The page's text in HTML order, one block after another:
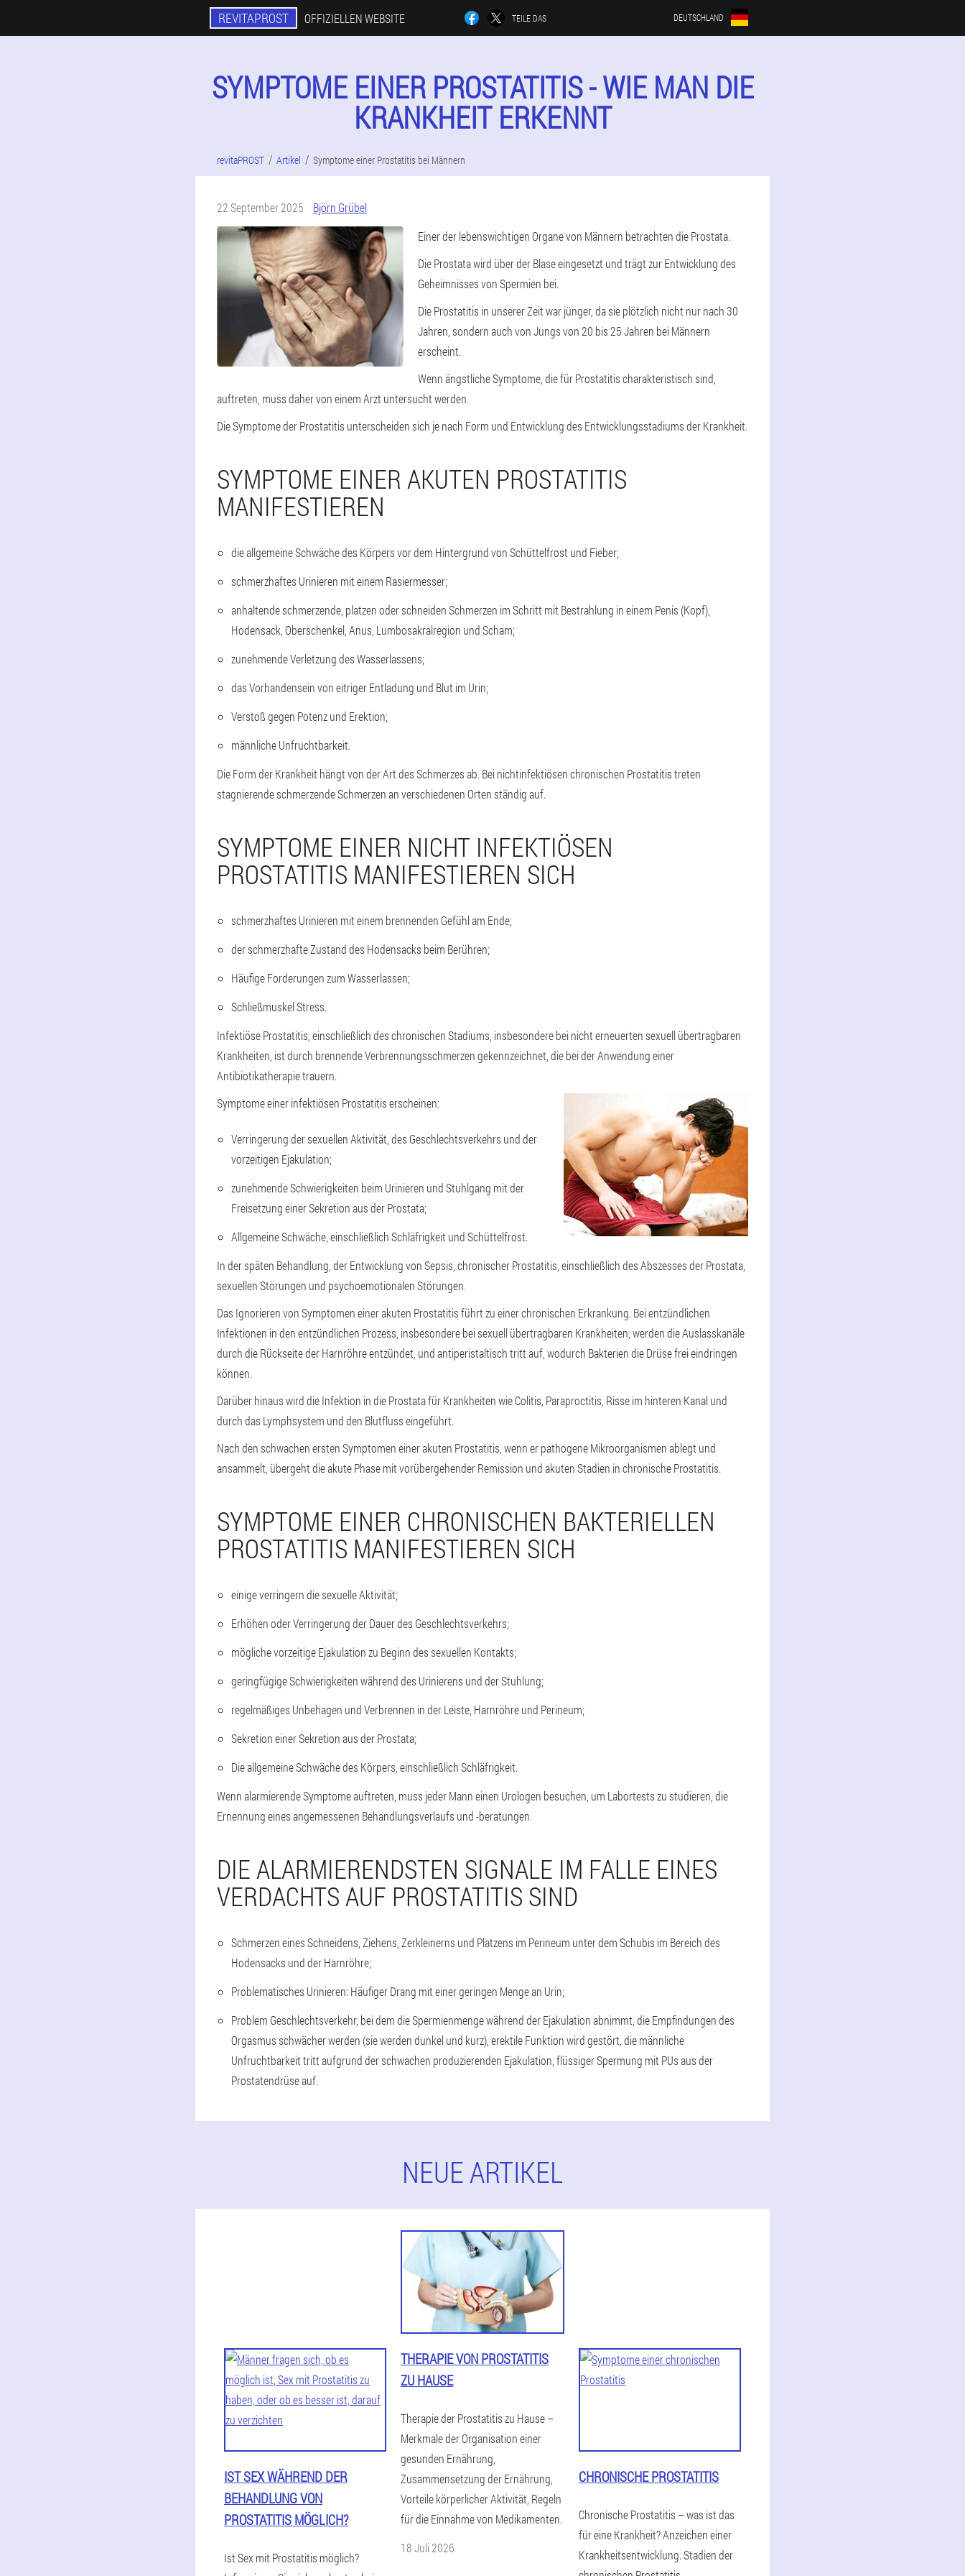
REVITAPROST OFFIZIELLEN WEBSITE TEILE DAS DEUTSCHLAND
SYMPTOME EINER PROSTATITIS - WIE MAN DIE
KRANKHEIT ERKENNT
revitaPROST Artikel Symptome einer Prostatitis bei Männern
22 September 2025
Björn Grübel
Einer der lebenswichtigen Organe von Männern betrachten die Prostata.
Die Prostata wird über der Blase eingesetzt und trägt zur Entwicklung des
Geheimnisses von Spermien bei.
Die Prostatitis in unserer Zeit war jünger, da sie plötzlich nicht nur nach 30
Jahren, sondern auch von Jungs von 20 bis 25 Jahren bei Männern
erscheint.
Wenn ängstliche Symptome, die für Prostatitis charakteristisch sind,
auftreten, muss daher von einem Arzt untersucht werden.
Die Symptome der Prostatitis unterscheiden sich je nach Form und Entwicklung des Entwicklungsstadiums der Krankheit.
SYMPTOME EINER AKUTEN PROSTATITIS
MANIFESTIEREN
die allgemeine Schwäche des Körpers vor dem Hintergrund von Schüttelfrost und Fieber;
schmerzhaftes Urinieren mit einem Rasiermesser;
anhaltende schmerzende, platzen oder schneiden Schmerzen im Schritt mit Bestrahlung in einem Penis (Kopf),
Hodensack, Oberschenkel, Anus, Lumbosakralregion und Scham;
zunehmende Verletzung des Wasserlassens;
das Vorhandensein von eitriger Entladung und Blut im Urin;
Verstoß gegen Potenz und Erektion;
männliche Unfruchtbarkeit.
Die Form der Krankheit hängt von der Art des Schmerzes ab. Bei nichtinfektiösen chronischen Prostatitis treten
stagnierende schmerzende Schmerzen an verschiedenen Orten ständig auf.
SYMPTOME EINER NICHT INFEKTIÖSEN
PROSTATITIS MANIFESTIEREN SICH
schmerzhaftes Urinieren mit einem brennenden Gefühl am Ende;
der schmerzhafte Zustand des Hodensacks beim Berühren;
Häufige Forderungen zum Wasserlassen;
Schließmuskel Stress.
Infektiöse Prostatitis, einschließlich des chronischen Stadiums, insbesondere bei nicht erneuerten sexuell übertragbaren
Krankheiten, ist durch brennende Verbrennungsschmerzen gekennzeichnet, die bei der Anwendung einer
Antibiotikatherapie trauern.
Symptome einer infektiösen Prostatitis erscheinen:
Verringerung der sexuellen Aktivität, des Geschlechtsverkehrs und der
vorzeitigen Ejakulation;
zunehmende Schwierigkeiten beim Urinieren und Stuhlgang mit der
Freisetzung einer Sekretion aus der Prostata;
Allgemeine Schwäche, einschließlich Schläfrigkeit und Schüttelfrost.
In der späten Behandlung, der Entwicklung von Sepsis, chronischer Prostatitis, einschließlich des Abszesses der Prostata,
sexuellen Störungen und psychoemotionalen Störungen.
Das Ignorieren von Symptomen einer akuten Prostatitis führt zu einer chronischen Erkrankung. Bei entzündlichen
Infektionen in den entzündlichen Prozess, insbesondere bei sexuell übertragbaren Krankheiten, werden die Auslasskanäle
durch die Rückseite der Harnröhre entzündet, und antiperistaltisch tritt auf, wodurch Bakterien die Drüse frei eindringen
können.
Darüber hinaus wird die Infektion in die Prostata für Krankheiten wie Colitis, Paraproctitis, Risse im hinteren Kanal und
durch das Lymphsystem und den Blutfluss eingeführt.
Nach den schwachen ersten Symptomen einer akuten Prostatitis, wenn er pathogene Mikroorganismen ablegt und
ansammelt, übergeht die akute Phase mit vorübergehender Remission und akuten Stadien in chronische Prostatitis.
SYMPTOME EINER CHRONISCHEN BAKTERIELLEN
PROSTATITIS MANIFESTIEREN SICH
einige verringern die sexuelle Aktivität;
Erhöhen oder Verringerung der Dauer des Geschlechtsverkehrs;
mögliche vorzeitige Ejakulation zu Beginn des sexuellen Kontakts;
geringfügige Schwierigkeiten während des Urinierens und der Stuhlung;
regelmäßiges Unbehagen und Verbrennen in der Leiste, Harnröhre und Perineum;
Sekretion einer Sekretion aus der Prostata;
Die allgemeine Schwäche des Körpers, einschließlich Schläfrigkeit.
Wenn alarmierende Symptome auftreten, muss jeder Mann einen Urologen besuchen, um Labortests zu studieren, die
Ernennung eines angemessenen Behandlungsverlaufs und -beratungen.
DIE ALARMIERENDSTEN SIGNALE IM FALLE EINES
VERDACHTS AUF PROSTATITIS SIND
Schmerzen eines Schneidens, Ziehens, Zerkleinerns und Platzens im Perineum unter dem Schubis im Bereich des
Hodensacks und der Harnröhre;
Problematisches Urinieren: Häufiger Drang mit einer geringen Menge an Urin;
Problem Geschlechtsverkehr, bei dem die Spermienmenge während der Ejakulation abnimmt, die Empfindungen des
Orgasmus schwächer werden (sie werden dunkel und kurz), erektile Funktion wird gestört, die männliche
Unfruchtbarkeit tritt aufgrund der schwachen produzierenden Ejakulation, flüssiger Spermung mit PUs aus der
Prostatendrüse auf.
NEUE ARTIKEL
IST SEX WÄHREND DER
BEHANDLUNG VON
PROSTATITIS MÖGLICH?
Ist Sex mit Prostatitis möglich?
THERAPIE VON PROSTATITIS
ZU HAUSE
Therapie der Prostatitis zu Hause –
Merkmale der Organisation einer
gesunden Ernährung,
Zusammensetzung der Ernährung,
Vorteile körperlicher Aktivität, Regeln
für die Einnahme von Medikamenten.
18 Juli 2026
CHRONISCHE PROSTATITIS
Chronische Prostatitis – was ist das
für eine Krankheit? Anzeichen einer
Krankheitsentwicklung. Stadien der